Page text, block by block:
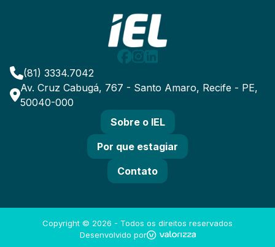
(81) 3334.7042
Av. Cruz Cabugá, 767 - Santo Amaro, Recife - PE,
50040-000
Sobre o IEL
Por que estagiar
Contato
Copyright © 2026 - Todos os direitos reservados
Desenvolvido por